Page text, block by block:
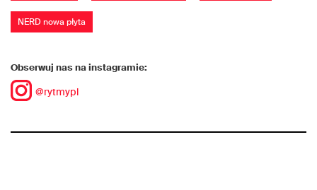
NERD nowa płyta
Obserwuj nas na instagramie:
@rytmypl